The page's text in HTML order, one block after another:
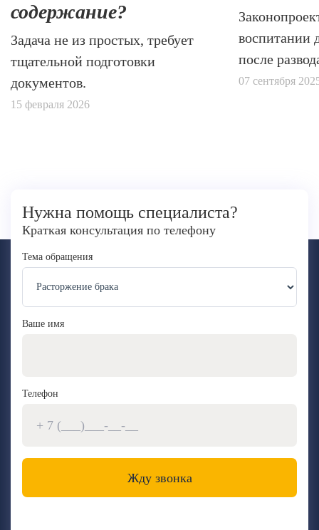
содержание?
Задача не из простых, требует
тщательной подготовки
документов.
15 февраля 2026
воспитании
после
07 сентября
Нужна помощь специалиста?
Краткая консультация по телефону
Тема обращения
Ваше имя
Телефон